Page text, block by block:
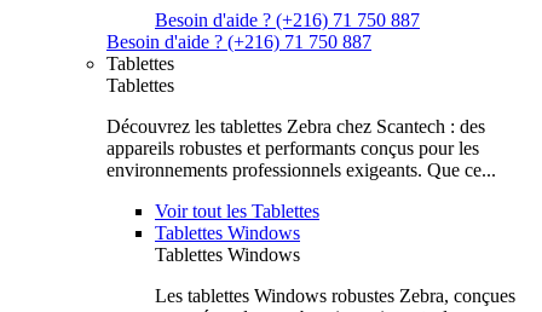
Besoin d'aide ? (+216) 71 750 887
Besoin d'aide ? (+216) 71 750 887
Tablettes
Tablettes
Découvrez les tablettes Zebra chez Scantech : des
appareils robustes et performants conçus pour les
environnements professionnels exigeants. Que ce...
Voir tout les Tablettes
Tablettes Windows
Tablettes Windows
Les tablettes Windows robustes Zebra, conçues